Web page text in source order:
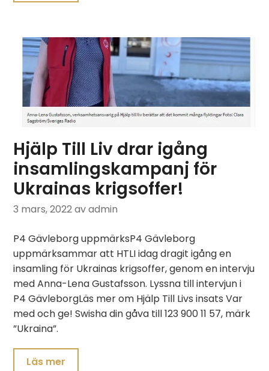
Hjälp Till Liv drar igång
insamlingskampanj för
Ukrainas krigsoffer!
3 mars, 2022av admin
P4 Gävleborg uppmärksP4 Gävleborg
uppmärksammar att HTLI idag dragit igång en
insamling för Ukrainas krigsoffer, genom en intervju
med Anna-Lena Gustafsson. Lyssna till intervjun i
P4 GävleborgLäs mer om Hjälp Till Livs insats Var
med och ge! Swisha din gåva till 123 900 11 57, märk
”Ukraina”.
Läs mer